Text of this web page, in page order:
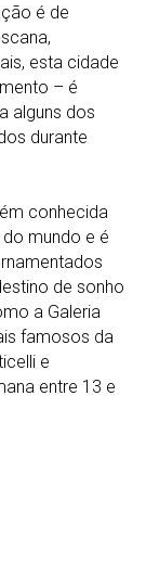
é de
esta cidade
– é
alguns dos
durante
conhecida
mundo e é
de sonho
a Galeria
famosos da
e
entre 13 e